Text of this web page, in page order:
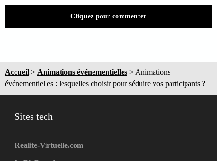
Cliquez pour commenter
Accueil > Animations événementielles > Animations
événementielles : lesquelles choisir pour séduire vos participants ?
Sites tech
Realite-Virtuelle.com